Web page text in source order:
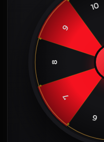
6
7
8
9
10